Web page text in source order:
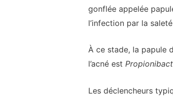
gonflée appelée
l’infection par la
À ce stade, la papule
l’acné est
Les déclencheurs